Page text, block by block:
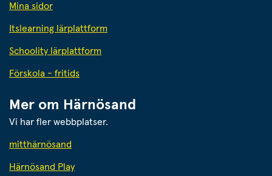
Mina sidor
Itslearning lärplattform
Schoolity lärplattform
Förskola - fritids
Mer om Härnösand
Vi har fler webbplatser.
mitthärnösand
Härnösand Play